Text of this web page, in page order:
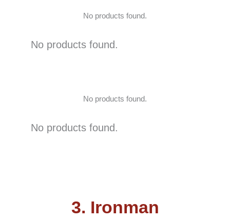
No products found.
No products found.
No products found.
No products found.
3. Ironman